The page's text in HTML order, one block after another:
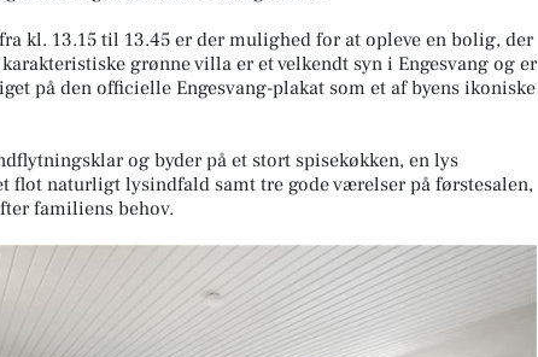
kl. 13.15 til 13.45 er der mulighed for at opleve en bolig, der
grønne villa er et velkendt syn i Engesvang og er
på den officielle Engesvang-plakat som et af byens ikoniske
og byder på et stort spisekøkken, en lys
flot naturligt lysindfald samt tre gode værelser på førstesalen,
familiens behov.